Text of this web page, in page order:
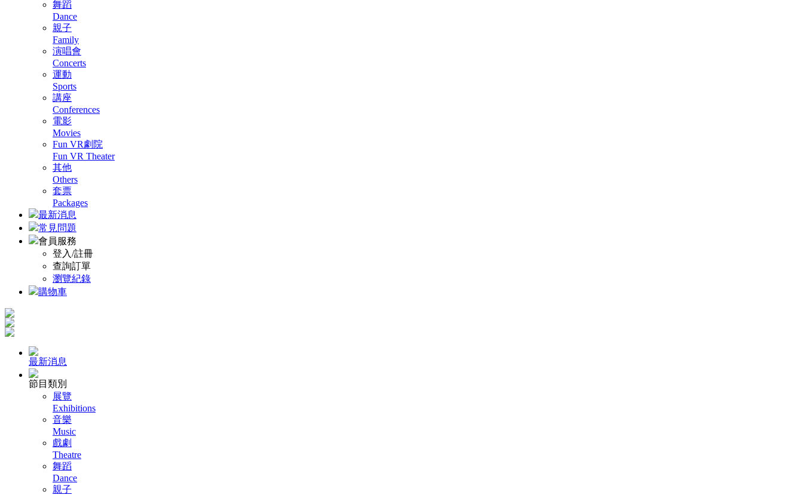
舞蹈
Dance
親子
Family
演唱會
Concerts
運動
Sports
講座
Conferences
電影
Movies
Fun VR劇院
Fun VR Theater
其他
Others
套票
Packages
最新消息
常見問題
會員服務
登入/註冊
查詢訂單
瀏覽紀錄
購物車
最新消息
節目類別
展覽
Exhibitions
音樂
Music
戲劇
Theatre
舞蹈
Dance
親子